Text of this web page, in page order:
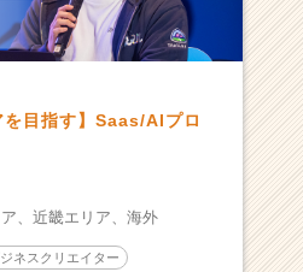
を目指す】Saas/AIプロ
、 近畿エリア、 海外
ジネスクリエイター